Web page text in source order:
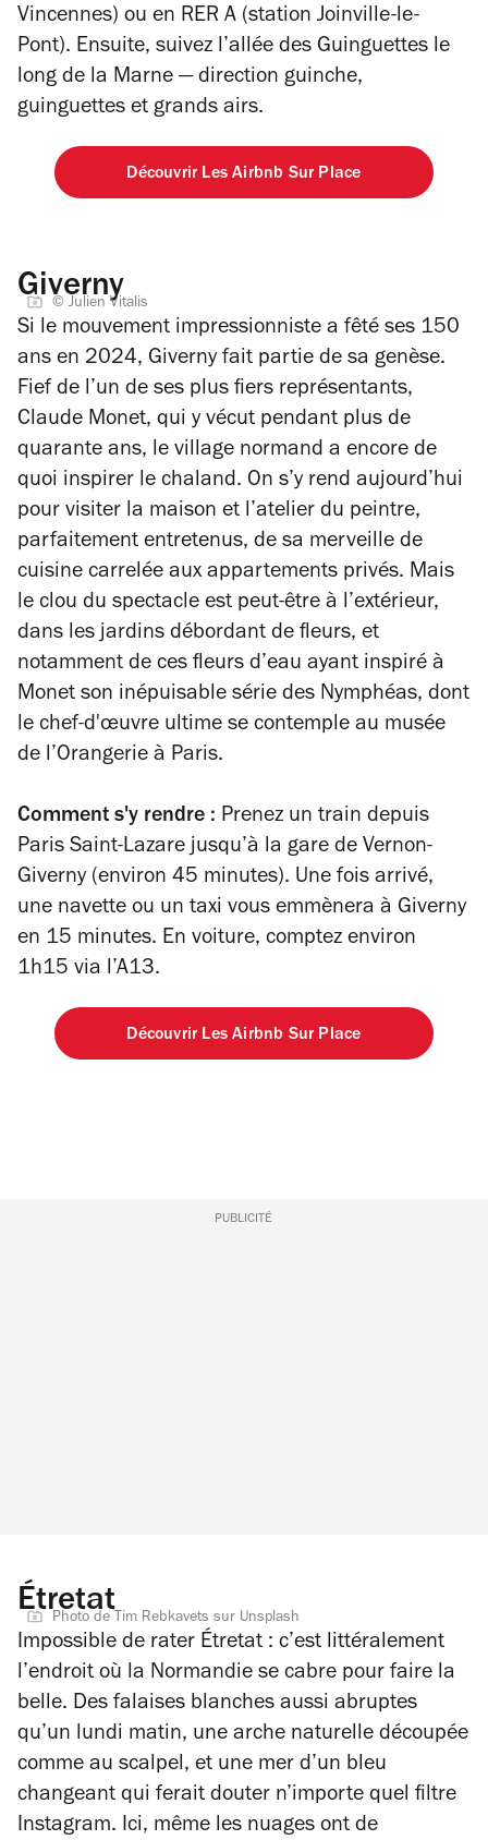
Vincennes) ou en RER A (station Joinville-le-
Pont). Ensuite, suivez l’allée des Guinguettes le
long de la Marne — direction guinche,
guinguettes et grands airs.
Découvrir Les Airbnb Sur Place
Giverny
© Julien Vitalis
Si le mouvement impressionniste a fêté ses 150
ans en 2024, Giverny fait partie de sa genèse.
Fief de l’un de ses plus fiers représentants,
Claude Monet, qui y vécut pendant plus de
quarante ans, le village normand a encore de
quoi inspirer le chaland. On s’y rend aujourd’hui
pour visiter la maison et l’atelier du peintre,
parfaitement entretenus, de sa merveille de
cuisine carrelée aux appartements privés. Mais
le clou du spectacle est peut-être à l’extérieur,
dans les jardins débordant de fleurs, et
notamment de ces fleurs d’eau ayant inspiré à
Monet son inépuisable série des Nymphéas, dont
le chef-d'œuvre ultime se contemple au musée
de l’Orangerie à Paris.
Comment s'y rendre : Prenez un train depuis
Paris Saint-Lazare jusqu’à la gare de Vernon-
Giverny (environ 45 minutes). Une fois arrivé,
une navette ou un taxi vous emmènera à Giverny
en 15 minutes. En voiture, comptez environ
1h15 via l’A13.​
Découvrir Les Airbnb Sur Place
PUBLICITÉ
Étretat
Photo de Tim Rebkavets sur Unsplash
Impossible de rater Étretat : c’est littéralement
l’endroit où la Normandie se cabre pour faire la
belle. Des falaises blanches aussi abruptes
qu’un lundi matin, une arche naturelle découpée
comme au scalpel, et une mer d’un bleu
changeant qui ferait douter n’importe quel filtre
Instagram. Ici, même les nuages ont de